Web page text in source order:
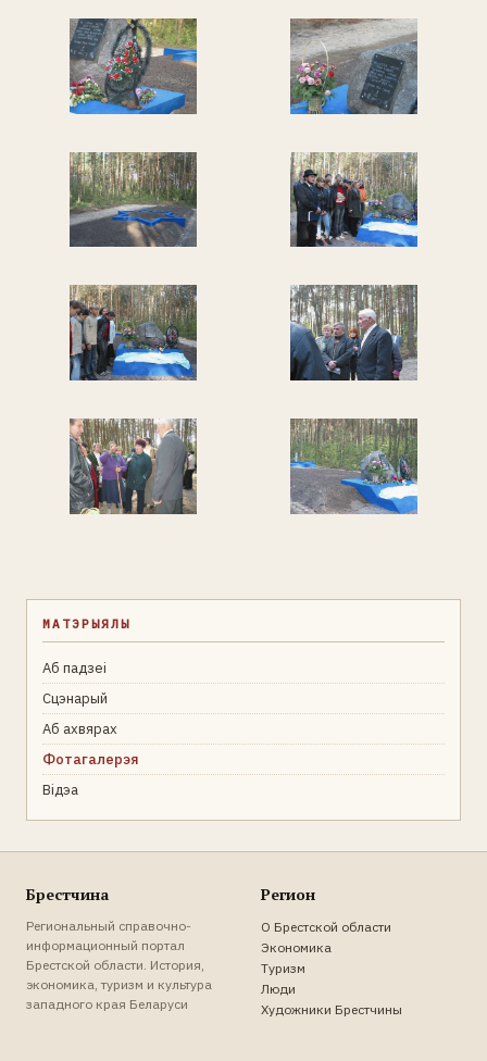
МАТЭРЫЯЛЫ
Аб падзеі
Сцэнарый
Аб ахвярах
Фотагалерэя
Відэа
Брестчина
Региональный справочно-
информационный портал
Брестской области. История,
экономика, туризм и культура
западного края Беларуси
Регион
О Брестской области
Экономика
Туризм
Люди
Художники Брестчины